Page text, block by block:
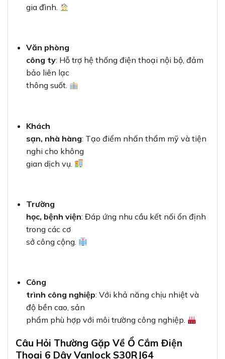
gia đình.
Văn phòng
công ty: Hỗ trợ hệ thống điện thoại nội bộ, đảm
bảo liên lạc
thông suốt.
Khách
sạn, nhà hàng: Tạo điểm nhấn thẩm mỹ và tiện
nghi cho không
gian dịch vụ.
Trường
học, bệnh viện: Đáp ứng nhu cầu kết nối ổn định
trong các cơ
sở công cộng.
Công
trình công nghiệp: Với khả năng chịu nhiệt và
độ bền cao, sản
phẩm phù hợp với môi trường công nghiệp.
Câu Hỏi Thường Gặp Về Ổ Cắm Điện
Thoại 6 Dây Vanlock S30RJ64